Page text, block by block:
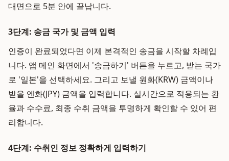
대면으로 5분 안에 끝납니다.
3단계: 송금 국가 및 금액 입력
인증이 완료되었다면 이제 본격적인 송금을 시작할 차례입
니다. 앱 메인 화면에서 '송금하기' 버튼을 누르고, 받는 국가
로 '일본'을 선택하세요. 그리고 보낼 원화(KRW) 금액이나
받을 엔화(JPY) 금액을 입력합니다. 실시간으로 적용되는 환
율과 수수료, 최종 수취 금액을 투명하게 확인할 수 있어 편
리합니다.
4단계: 수취인 정보 정확하게 입력하기